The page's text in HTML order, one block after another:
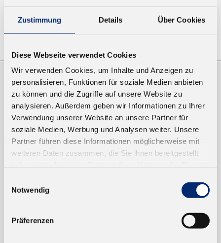
Zustimmung Details Über Cookies
Diese Webseite verwendet Cookies
Wir verwenden Cookies, um Inhalte und Anzeigen zu
personalisieren, Funktionen für soziale Medien anbieten
zu können und die Zugriffe auf unsere Website zu
analysieren. Außerdem geben wir Informationen zu Ihrer
Verwendung unserer Website an unsere Partner für
soziale Medien, Werbung und Analysen weiter. Unsere
Partner führen diese Informationen möglicherweise mit
weiteren Daten zusammen, die Sie ihnen bereitgestellt
Notwendig
Präferenzen
EINKAUFEN
NEUKUNDEN
VERSAND UND ZAHLUNG
EINFACH BEZAHLEN